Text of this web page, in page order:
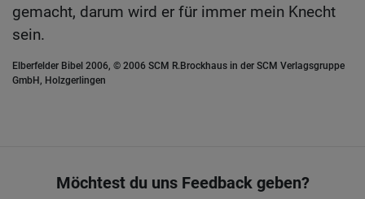
gemacht, darum wird er für immer mein Knecht
sein.
Elberfelder Bibel 2006, © 2006 SCM R.Brockhaus in der SCM Verlagsgruppe
GmbH, Holzgerlingen
Möchtest du uns Feedback geben?